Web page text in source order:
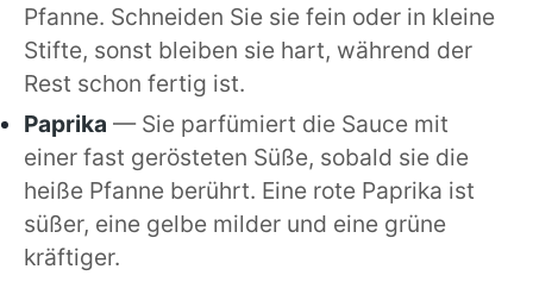
Pfanne. Schneiden Sie sie fein oder in kleine
Stifte, sonst bleiben sie hart, während der
Rest schon fertig ist.
Paprika — Sie parfümiert die Sauce mit
einer fast gerösteten Süße, sobald sie die
heiße Pfanne berührt. Eine rote Paprika ist
süßer, eine gelbe milder und eine grüne
kräftiger.